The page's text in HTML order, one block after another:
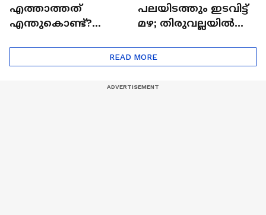
എത്താത്തത്
എന്തുകൊണ്ട്?
സ്തംഭിച്ചു, കയർത്ത്
രാജ്യസഭ ചെയർമാൻ
പലയിടത്തും ഇടവിട്ട്
മഴ; തിരുവല്ലയിൽ
മാറിയിട്ടില്ല |
Pathanamthitta
READ MORE